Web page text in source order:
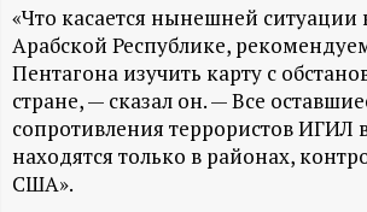
н
ф
о
р
«Что касается нынешней ситуации
Арабской Республике,
Пентагона изучить карту с
стране, — сказал он. — Все
сопротивления террористов ИГИЛ
находятся только в районах,
США».